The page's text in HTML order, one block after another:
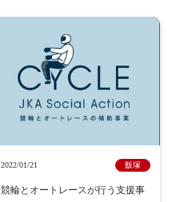
2022/01/21 飯塚
競輪とオートレースが行う支援事